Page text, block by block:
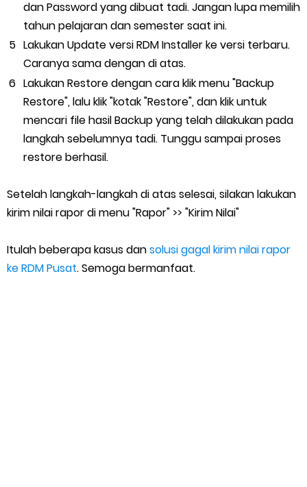
dan Password yang dibuat tadi. Jangan lupa memilih
tahun pelajaran dan semester saat ini.
Lakukan Update versi RDM Installer ke versi terbaru.
Caranya sama dengan di atas.
Lakukan Restore dengan cara klik menu "Backup
Restore", lalu klik "kotak "Restore", dan klik untuk
mencari file hasil Backup yang telah dilakukan pada
langkah sebelumnya tadi. Tunggu sampai proses
restore berhasil.
Setelah langkah-langkah di atas selesai, silakan lakukan
kirim nilai rapor di menu "Rapor" >> "Kirim Nilai"
Itulah beberapa kasus dansolusi gagal kirim nilai rapor
ke RDM Pusat. Semoga bermanfaat.